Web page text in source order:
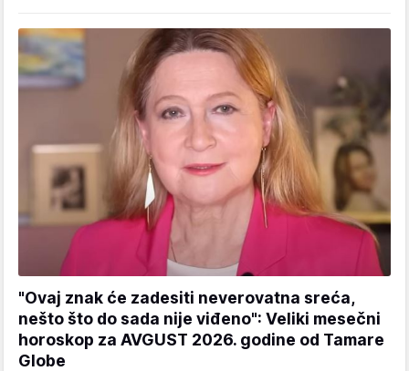
"Ovaj znak će zadesiti neverovatna sreća,
nešto što do sada nije viđeno": Veliki mesečni
horoskop za AVGUST 2026. godine od Tamare
Globe